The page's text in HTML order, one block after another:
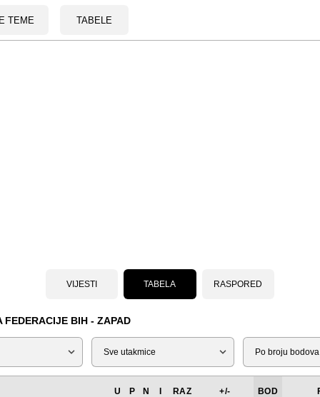
TEME TABELE
VIJESTI TABELA RASPORED
FEDERACIJE BIH - ZAPAD
Tip Liga
U P N RAZ +/- BOD